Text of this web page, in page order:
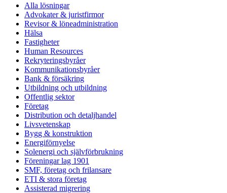
Alla lösningar
Advokater & juristfirmor
Revisor & löneadministration
Hälsa
Fastigheter
Human Resources
Rekryteringsbyråer
Kommunikationsbyråer
Bank & försäkring
Utbildning och utbildning
Offentlig sektor
Företag
Distribution och detaljhandel
Livsvetenskap
Bygg & konstruktion
Energiförnyelse
Solenergi och självförbrukning
Föreningar lag 1901
SMF, företag och frilansare
ETI & stora företag
Assisterad migrering